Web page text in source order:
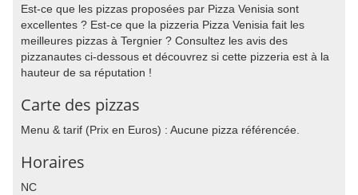
Est-ce que les pizzas proposées par Pizza Venisia sont
excellentes ? Est-ce que la pizzeria Pizza Venisia fait les
meilleures pizzas à Tergnier ? Consultez les avis des
pizzanautes ci-dessous et découvrez si cette pizzeria est à la
hauteur de sa réputation !
Carte des pizzas
Menu & tarif (Prix en Euros) : Aucune pizza référencée.
Horaires
NC